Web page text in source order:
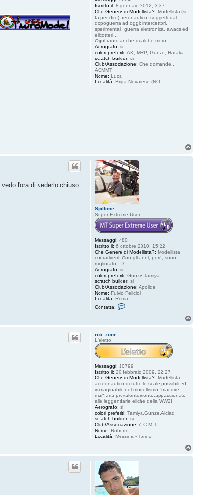
Iscritto il: 8 gennaio 2012, 3:37
Che Genere di Modellista?: Modellista (si
fa per dire) aeronautico, soggetti dal
dopoguerra ad oggi: intercettori,
sperimentali, guerra elettronica, awacs ed
elicotteri...
Ogni tanto anche qualche moto...
Aerografo: si
colori preferiti: AK, MRP, Gunze, Hataka
scratch builder: si
Club/Associazione: Che domande..
ACMMT
Nome: Luca
Località: Briga Novarese (NO)
Spillone
Super Extreme User
Messaggi: 480
Iscritto il: 6 ottobre 2010, 15:22
Che Genere di Modellista?: Modellista
contarivetti. Con gli anni, però, sono
migliorato :-D
Aerografo: si
colori preferiti: Gunze Tamiya
scratch builder: si
Club/Associazione: Apolide
Nome: Fulvio Felicioli
Località: Roma
Contatta:
a
S
p
l
o
n
e
l'ora di vederlo chiuso
rob_zone
L'eletto
Messaggi: 10799
Iscritto il: 20 febbraio 2009, 22:27
Che Genere di Modellista?: Modellista
aereonautico di tutte le scale possibili ed
immaginabili..nel modellismo "mai dire
mai"..ma prevalentemente,appassionato
alle leggendarie eliche della WW2!
Aerografo: si
colori preferiti: Tamiya,Gunze,Alclad
scratch builder: si
Club/Associazione: A.C.M.T.
Nome: Roberto
Località: Messina - Torino